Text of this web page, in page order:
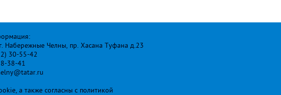
Набережные Челны, пр. Хасана Туфана д.23
30-55-42
38-41
а также согласны с политикой